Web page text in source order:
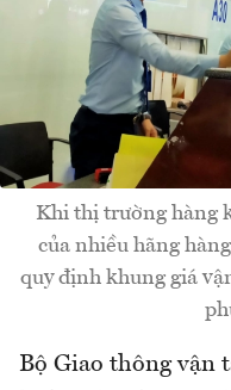
Khi thị trường hàng
của nhiều hãng
quy định khung giá
Bộ Giao thông vận